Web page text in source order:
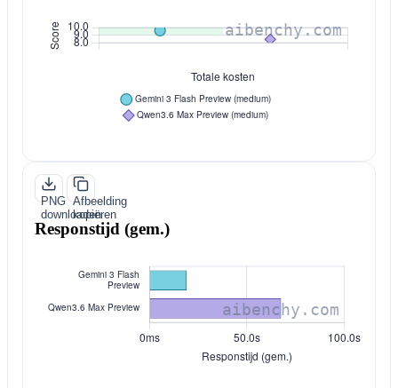
PNG
downloaden
Afbeelding
kopiëren
Responstijd (gem.)